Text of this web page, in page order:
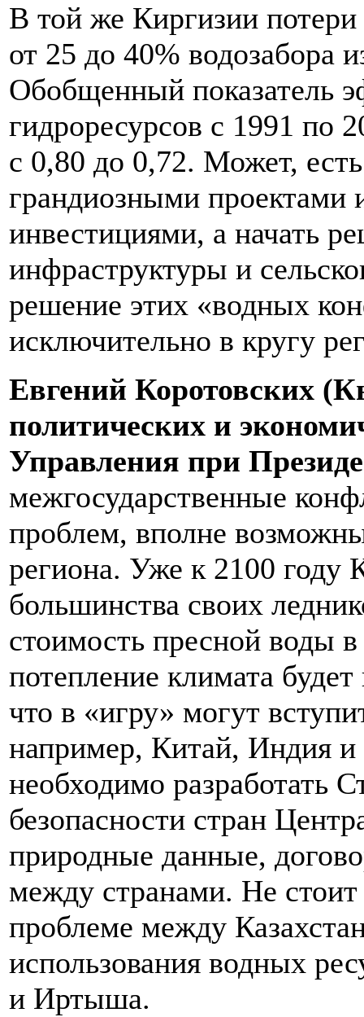
В той же Киргизии
от 25 до 40% водозабора
Обобщенный показатель
гидроресурсов с 1991 по
с 0,80 до 0,72. Может,
грандиозными
инвестициями, а начать
инфраструктуры и
решение этих «водных
исключительно в кругу
Евгений Коротовских
политических и
Управления при
межгосударственные
проблем, вполне
региона. Уже к 2100 году
большинства своих
стоимость пресной воды
потепление климата
что в «игру» могут
например, Китай, Индия
необходимо разработать
безопасности стран
природные данные,
между странами. Не
проблеме между
использования водных
и Иртыша.